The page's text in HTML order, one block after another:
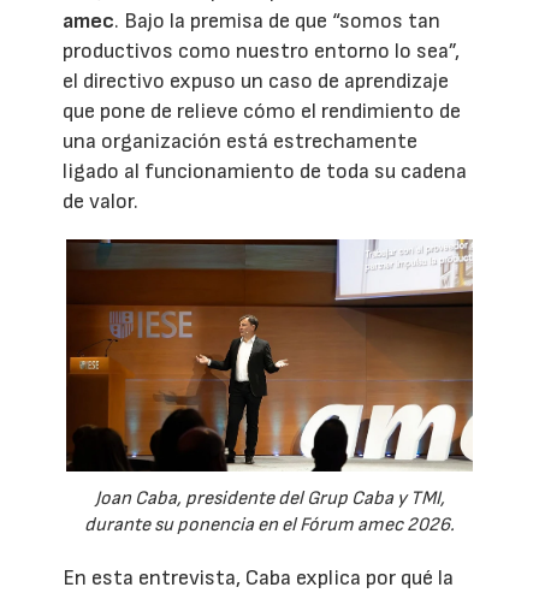
amec. Bajo la premisa de que “somos tan
productivos como nuestro entorno lo sea”,
el directivo expuso un caso de aprendizaje
que pone de relieve cómo el rendimiento de
una organización está estrechamente
ligado al funcionamiento de toda su cadena
de valor.
Joan Caba, presidente del Grup Caba y TMI,
durante su ponencia en el Fórum amec 2026.
En esta entrevista, Caba explica por qué la